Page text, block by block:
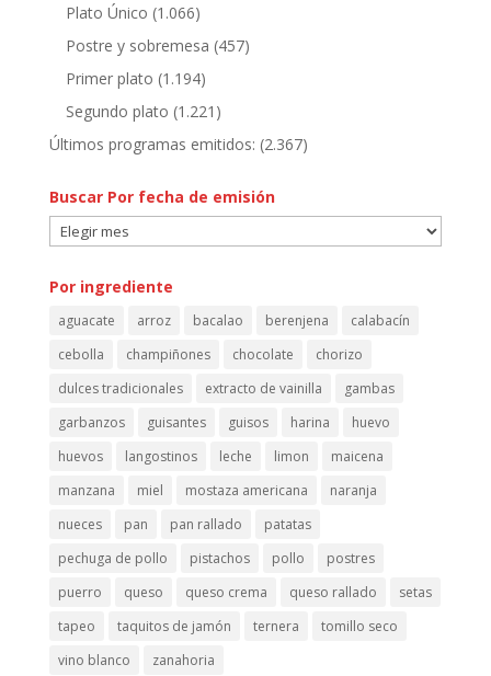
Plato Único (1.066)
Postre y sobremesa (457)
Primer plato (1.194)
Segundo plato (1.221)
Últimos programas emitidos: (2.367)
Buscar Por fecha de emisión
Buscar
Por
fecha
emisión
Por ingrediente
aguacate arroz bacalao berenjena
calabacín
cebolla
champiñones chocolate
chorizo
dulces tradicionales
extracto de vainilla
gambas
garbanzos
guisantes guisos harina
huevo
huevos
langostinos leche limon
maicena
manzana
miel mostaza americana
naranja
nueces
pan pan rallado
patatas
pechuga de pollo
pistachos pollo
postres
puerro
queso queso crema queso rallado
setas
tapeo
taquitos de jamón ternera
tomillo seco
vino blanco
zanahoria